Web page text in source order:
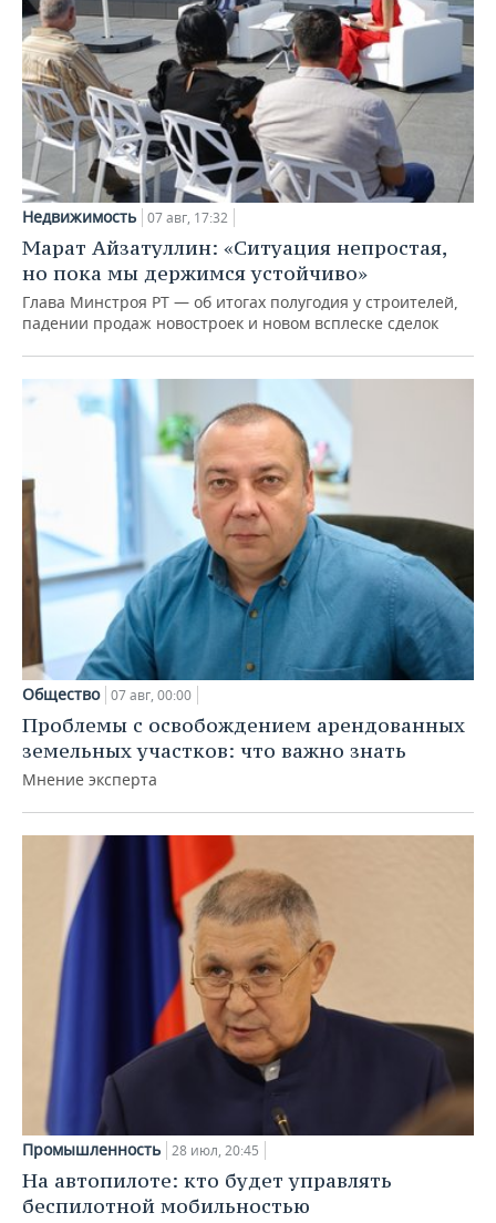
Недвижимость 07 авг, 17:32
Марат Айзатуллин: «Ситуация непростая,
но пока мы держимся устойчиво»
Глава Минстроя РТ — об итогах полугодия у строителей,
падении продаж новостроек и новом всплеске сделок
Общество 07 авг, 00:00
Проблемы с освобождением арендованных
земельных участков: что важно знать
Мнение эксперта
Промышленность 28 июл, 20:45
На автопилоте: кто будет управлять
беспилотной мобильностью